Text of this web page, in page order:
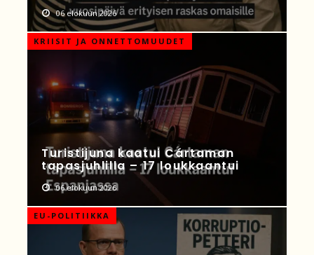
06 elokuun 2026
KRIISIT JA ONNETTOMUUDET
Turistijuna kaatui Cártaman
tapasjuhlilla – 17 loukkaantui
06 elokuun 2026
EU-POLITIIKKA